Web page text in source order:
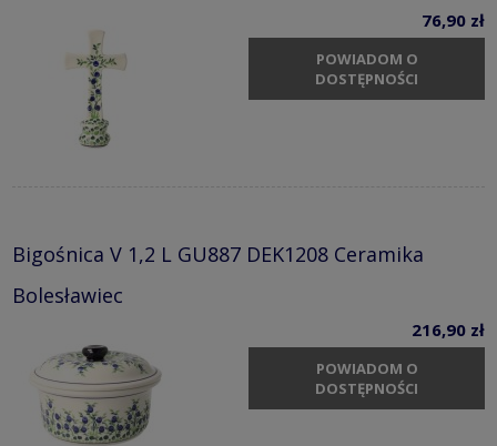
76,90 zł
POWIADOM O
DOSTĘPNOŚCI
Bigośnica V 1,2 L GU887 DEK1208 Ceramika
Bolesławiec
216,90 zł
POWIADOM O
DOSTĘPNOŚCI